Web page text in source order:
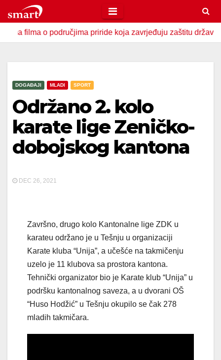
to
contento područjima priride koja zavrjeđuju zaštitu države U
DOGAĐAJI MLADI SPORT
Održano 2. kolo
karate lige Zeničko-
dobojskog kantona
DEC 26, 2021
Završno, drugo kolo Kantonalne lige ZDK u
karateu održano je u Tešnju u organizaciji
Karate kluba “Unija”, a učešće na takmičenju
uzelo je 11 klubova sa prostora kantona.
Tehnički organizator bio je Karate klub “Unija” u
podršku kantonalnog saveza, a u dvorani OŠ
“Huso Hodžić” u Tešnju okupilo se čak 278
mladih takmičara.